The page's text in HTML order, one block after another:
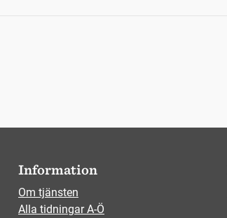
Information
Om tjänsten
Alla tidningar A-Ö